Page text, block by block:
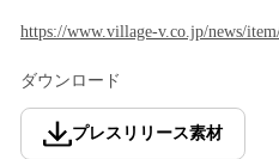
https://www.village-v.co.jp/news/
ダウンロード
プレスリリース素材